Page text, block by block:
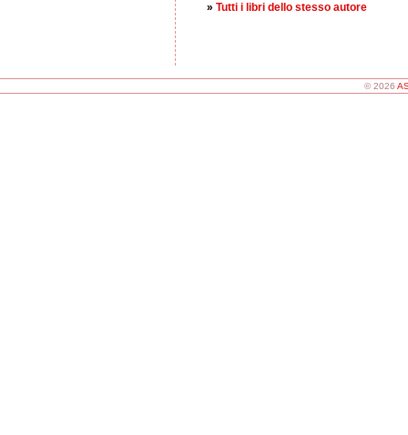
» Tutti i libri dello stesso autore
© 2026